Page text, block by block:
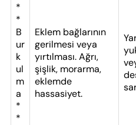
*
*
B
ur
k
ul
m
a
*
*
Eklem bağlarının
gerilmesi veya
yırtılması. Ağrı,
şişlik, morarma,
eklemde
hassasiyet.